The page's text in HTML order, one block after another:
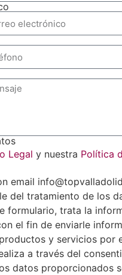
Legal y nuestra Política
email
del tratamiento de los
formulario, trata la
el fin de enviarle
y servicios por
a través del
datos proporcionados